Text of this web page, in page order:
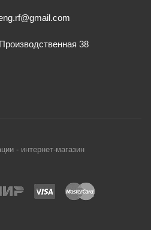
38
- интернет-магазин